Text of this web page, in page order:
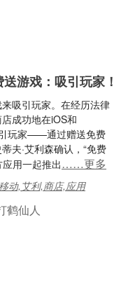
游戏：吸引玩家！
吸引玩家。在经历法律
成功地在iOS和
玩家——通过赠送免费
夫·艾利森确认，“免费
用一起推出……更多
动,艾利,商店,应用